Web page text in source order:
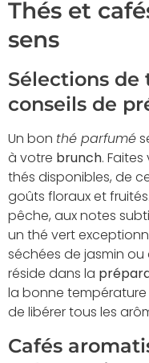
Thés et
sens
Sélections
conseils de
Un bon thé parfumé
à votre brunch.
thés disponibles, de
goûts floraux et
pêche, aux notes
un thé vert
séchées de jasmin ou
réside dans la
la bonne
de libérer tous les
Cafés